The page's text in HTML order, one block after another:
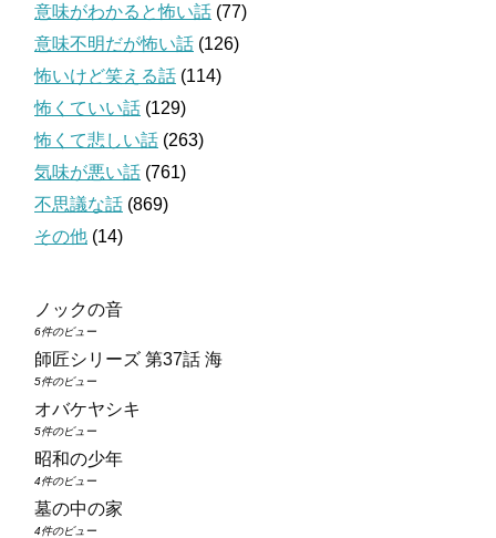
意味がわかると怖い話 (77)
意味不明だが怖い話 (126)
怖いけど笑える話 (114)
怖くていい話 (129)
怖くて悲しい話 (263)
気味が悪い話 (761)
不思議な話 (869)
その他 (14)
ノックの音
6件のビュー
師匠シリーズ 第37話 海
5件のビュー
オバケヤシキ
5件のビュー
昭和の少年
4件のビュー
墓の中の家
4件のビュー